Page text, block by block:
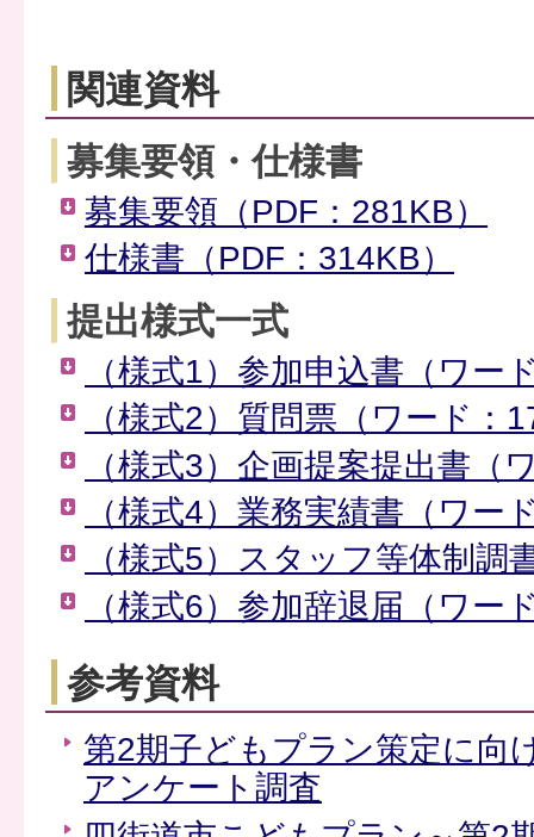
関連資料
募集要領・仕様書
募集要領（PDF：281KB）
仕様書（PDF：314KB）
提出様式一式
（様式1）参加申込書（ワー
（様式2）質問票（ワード：
（様式3）企画提案提出書（
（様式4）業務実績書（ワー
（様式5）スタッフ等体制調
（様式6）参加辞退届（ワー
参考資料
第2期子どもプラン策定に向
アンケート調査